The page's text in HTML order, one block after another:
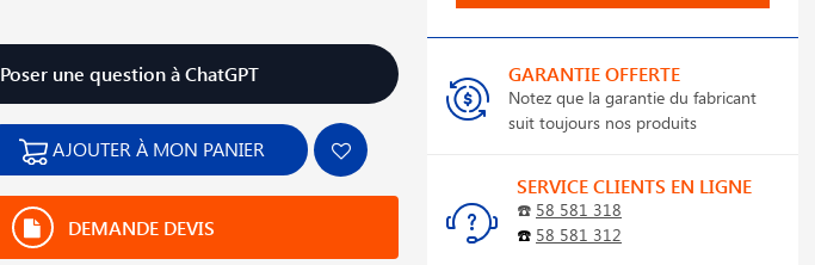
Poser une question à ChatGPT
AJOUTER À MON PANIER
DEMANDE DEVIS
GARANTIE OFFERTE
Notez que la garantie du fabricant
suit toujours nos produits
SERVICE CLIENTS EN LIGNE
☎️ 58 581 318
☎️ 58 581 312